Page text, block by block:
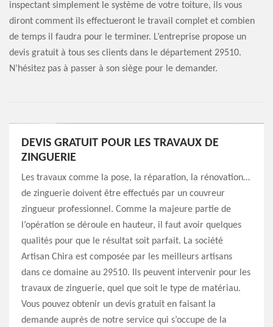
inspectant simplement le système de votre toiture, ils vous
diront comment ils effectueront le travail complet et combien
de temps il faudra pour le terminer. L’entreprise propose un
devis gratuit à tous ses clients dans le département 29510.
N’hésitez pas à passer à son siège pour le demander.
DEVIS GRATUIT POUR LES TRAVAUX DE
ZINGUERIE
Les travaux comme la pose, la réparation, la rénovation…
de zinguerie doivent être effectués par un couvreur
zingueur professionnel. Comme la majeure partie de
l’opération se déroule en hauteur, il faut avoir quelques
qualités pour que le résultat soit parfait. La société
Artisan Chira est composée par les meilleurs artisans
dans ce domaine au 29510. Ils peuvent intervenir pour les
travaux de zinguerie, quel que soit le type de matériau.
Vous pouvez obtenir un devis gratuit en faisant la
demande auprès de notre service qui s’occupe de la